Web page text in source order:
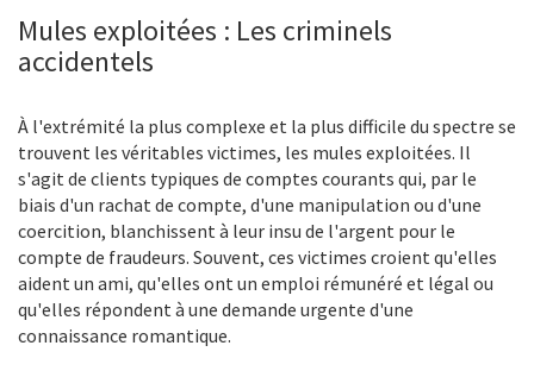
Mules exploitées : Les criminels
accidentels
À l'extrémité la plus complexe et la plus difficile du spectre se
trouvent les véritables victimes, les mules exploitées. Il
s'agit de clients typiques de comptes courants qui, par le
biais d'un rachat de compte, d'une manipulation ou d'une
coercition, blanchissent à leur insu de l'argent pour le
compte de fraudeurs. Souvent, ces victimes croient qu'elles
aident un ami, qu'elles ont un emploi rémunéré et légal ou
qu'elles répondent à une demande urgente d'une
connaissance romantique.